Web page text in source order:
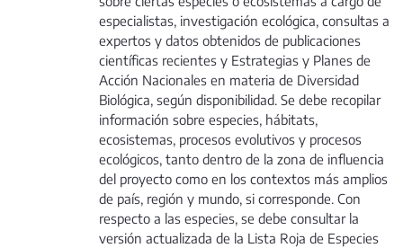
especialistas, investigación ecológica, consultas a
expertos y datos obtenidos de publicaciones
científicas recientes y Estrategias y Planes de
Acción Nacionales en materia de Diversidad
Biológica, según disponibilidad. Se debe recopilar
información sobre especies, hábitats,
ecosistemas, procesos evolutivos y procesos
ecológicos, tanto dentro de la zona de influencia
del proyecto como en los contextos más amplios
de país, región y mundo, si corresponde. Con
respecto a las especies, se debe consultar la
versión actualizada de la Lista Roja de Especies